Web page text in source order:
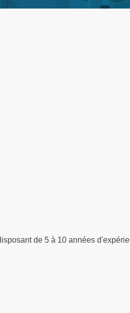
de 5 à 10 années